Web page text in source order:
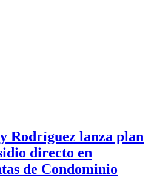
Rodríguez lanza plan
directo en
de Condominio